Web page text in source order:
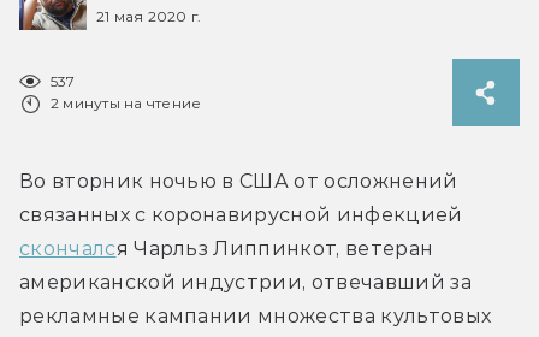
21 мая 2020 г.
537
2 минуты на чтение
Во вторник ночью в США от осложнений
скончался Чарльз Липпинкот, ветеран
американской индустрии, отвечавший за
рекламные кампании множества культовых